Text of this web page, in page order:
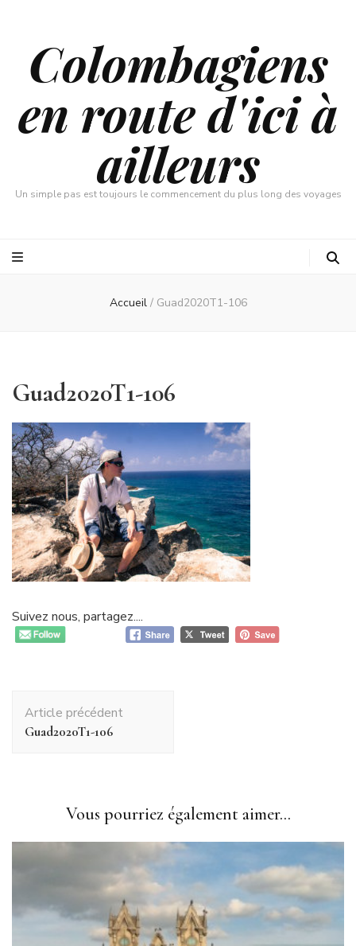
Colombagiens
en route d'ici à
ailleurs
Un simple pas est toujours le commencement du plus long des voyages
Accueil / Guad2020T1-106
Guad2020T1-106
Suivez nous, partagez....
d'article
Article précédent
Guad2020T1-106
Vous pourriez également aimer...